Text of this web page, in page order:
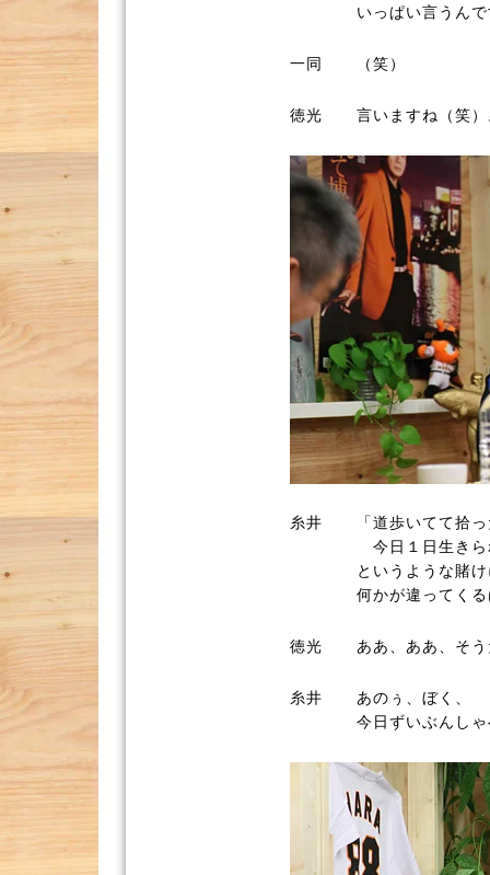
いっぱい言うん
一同 （笑）
徳光 言いますね（笑
糸井
「道歩いてて拾
今日１日生きら
というような賭
何かが違ってく
徳光 ああ、ああ、そ
糸井
あのぅ、ぼく、
今日ずいぶんし